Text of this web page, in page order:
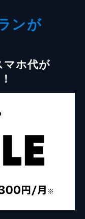
ンが
マホ代が